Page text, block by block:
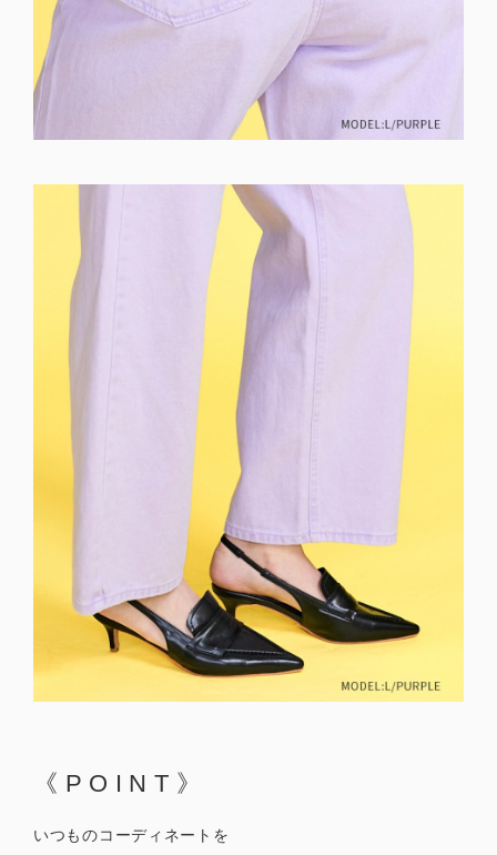
《POINT》
いつものコーディネートを